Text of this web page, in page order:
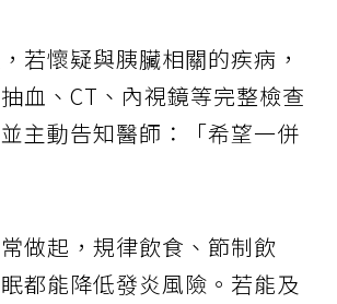
若懷疑與胰臟相關的疾病，
血、CT、內視鏡等完整檢查
主動告知醫師：「希望一併
做起，規律飲食、節制飲
都能降低發炎風險。若能及